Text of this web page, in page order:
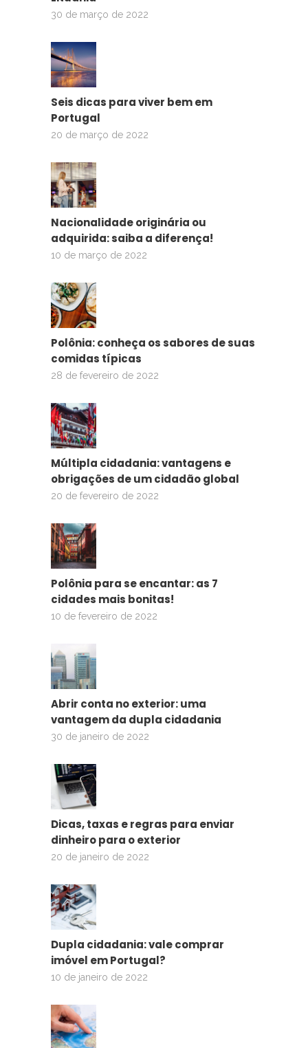
30 de março de 2022
Seis dicas para viver bem em
Portugal
20 de março de 2022
Nacionalidade originária ou
adquirida: saiba a diferença!
10 de março de 2022
Polônia: conheça os sabores de suas
comidas típicas
28 de fevereiro de 2022
Múltipla cidadania: vantagens e
obrigações de um cidadão global
20 de fevereiro de 2022
Polônia para se encantar: as 7
cidades mais bonitas!
10 de fevereiro de 2022
Abrir conta no exterior: uma
vantagem da dupla cidadania
30 de janeiro de 2022
Dicas, taxas e regras para enviar
dinheiro para o exterior
20 de janeiro de 2022
Dupla cidadania: vale comprar
imóvel em Portugal?
10 de janeiro de 2022